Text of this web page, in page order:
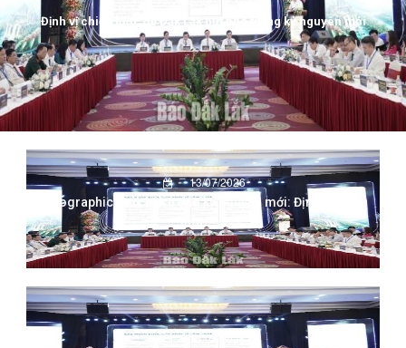
Định vị chiến lược để Đắk Lắk bứt phá trong kỷ nguyên mới
13/07/2026
(Infographic) Đắk Lắk trong kỷ nguyên mới: Định vị chiến
lược -...
13/07/2026